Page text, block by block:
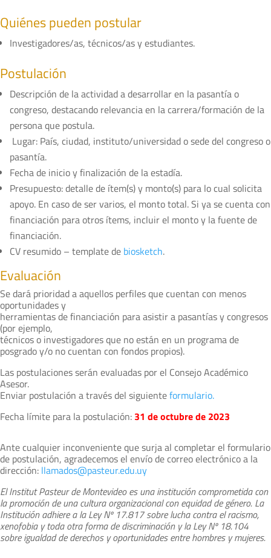
Quiénes pueden postular
Investigadores/as, técnicos/as y estudiantes.
Postulación
Descripción de la actividad a desarrollar en la pasantía o
congreso, destacando relevancia en la carrera/formación de la
persona que postula.
Lugar: País, ciudad, instituto/universidad o sede del congreso o
pasantía.
Fecha de inicio y finalización de la estadía.
Presupuesto: detalle de ítem(s) y monto(s) para lo cual solicita
apoyo. En caso de ser varios, el monto total. Si ya se cuenta con
financiación para otros ítems, incluir el monto y la fuente de
financiación.
CV resumido – template de biosketch.
Evaluación
Se dará prioridad a aquellos perfiles que cuentan con menos
oportunidades y
herramientas de financiación para asistir a pasantías y congresos
(por ejemplo,
técnicos o investigadores que no están en un programa de
posgrado y/o no cuentan con fondos propios).
Las postulaciones serán evaluadas por el Consejo Académico
Asesor.
Enviar postulación a través del siguienteformulario.
Fecha límite para la postulación: 31 de octubre de 2023
Ante cualquier inconveniente que surja al completar el formulario
de postulación, agradecemos el envío de correo electrónico a la
dirección: llamados@pasteur.edu.uy
El Institut Pasteur de Montevideo es una institución comprometida con
la promoción de una cultura organizacional con equidad de género. La
Institución adhiere a la Ley Nº 17.817 sobre lucha contra el racismo,
xenofobia y toda otra forma de discriminación y la Ley Nº 18.104
sobre igualdad de derechos y oportunidades entre hombres y mujeres.